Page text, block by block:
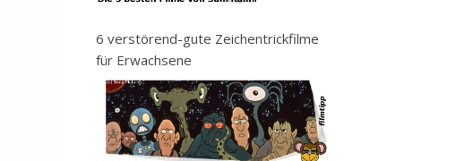
6 verstörend-gute Zeichentrickfilme
für Erwachsene